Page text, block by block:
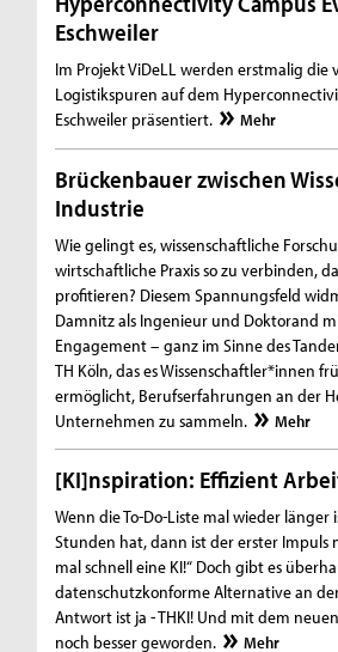
Eschweiler
Im Projekt ViDeLL werden erstmalig die
Logistikspuren auf dem
Eschweiler präsentiert.
Mehr
Brückenbauer zwischen
Industrie
Wie gelingt es, wissenschaftliche
wirtschaftliche Praxis so zu verbinden,
profitieren? Diesem Spannungsfeld
Damnitz als Ingenieur und Doktorand
Engagement – ganz im Sinne des
TH Köln, das es Wissenschaftler*innen
ermöglicht, Berufserfahrungen an der
Unternehmen zu sammeln.
Mehr
[KI]nspiration: Effizient
Wenn die To-Do-Liste mal wieder länger
Stunden hat, dann ist der erster Impuls
mal schnell eine KI!“ Doch gibt es
datenschutzkonforme Alternative an
Antwort ist ja - THKI! Und mit dem
noch besser geworden.
Mehr